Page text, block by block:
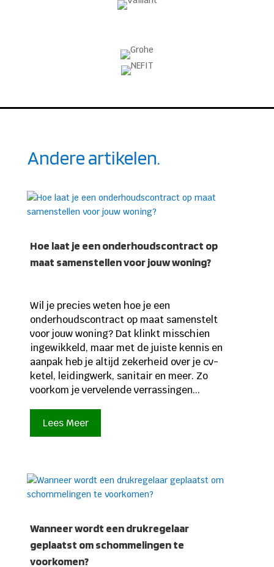
Andere artikelen.
Hoe laat je een onderhoudscontract op
maat samenstellen voor jouw woning?
Wil je precies weten hoe je een
onderhoudscontract op maat samenstelt
voor jouw woning? Dat klinkt misschien
ingewikkeld, maar met de juiste kennis en
aanpak heb je altijd zekerheid over je cv-
ketel, leidingwerk, sanitair en meer. Zo
voorkom je vervelende verrassingen...
Lees Meer
Wanneer wordt een drukregelaar
geplaatst om schommelingen te
voorkomen?